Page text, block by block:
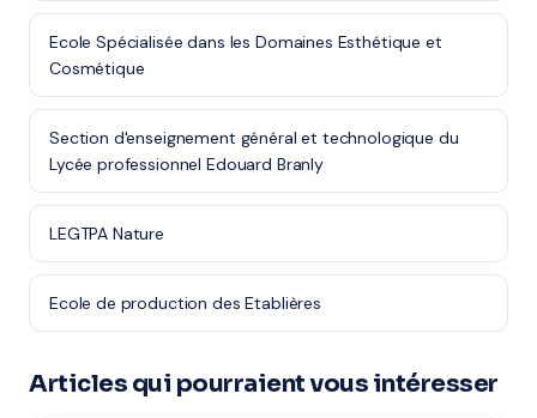
Ecole Spécialisée dans les Domaines Esthétique et
Cosmétique
Section d'enseignement général et technologique du
Lycée professionnel Edouard Branly
LEGTPA Nature
Ecole de production des Etablières
Articles qui pourraient vous intéresser